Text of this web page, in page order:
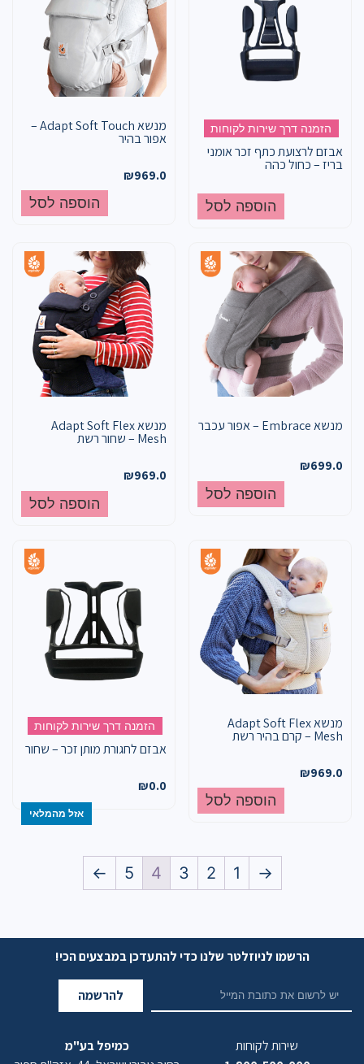
הזמנה דרך שירות לקוחות
אבזם לרצועת כתף זכר אומני
בריז – כחול כהה
הוספה לסל
מנשא Adapt Soft Touch –
אפור בהיר
₪969.0
הוספה לסל
מנשא Embrace – אפור עכבר
₪699.0
הוספה לסל
מנשא Adapt Soft Flex
Mesh – שחור רשת
₪969.0
הוספה לסל
מנשא Adapt Soft Flex
Mesh – קרם בהיר רשת
₪969.0
הוספה לסל
הזמנה דרך שירות לקוחות
אבזם לחגורת מותן זכר – שחור
₪0.0
אזל מהמלאי
→
1
2
3
4
5
←
הרשמו לניוזלטר שלנו כדי להתעדכן במבצעים הכי!
להרשמה
שירות לקוחות
כמיפל בע"מ